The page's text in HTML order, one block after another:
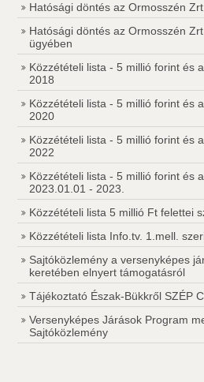
Hatósági döntés az Ormosszén
Hatósági döntés az Ormosszén
ügyében
Közzétételi lista - 5 millió forint és
2018
Közzétételi lista - 5 millió forint és
2020
Közzétételi lista - 5 millió forint és
2022
Közzétételi lista - 5 millió forint és
2023.01.01 - 2023.
Közzétételi lista 5 millió Ft felettei
Közzétételi lista Info.tv. 1.mell.
Sajtóközlemény a versenyképes
keretében elnyert támogatásról
Tájékoztató Észak-Bükkről SZÉP
Versenyképes Járások Program
Sajtóközlemény